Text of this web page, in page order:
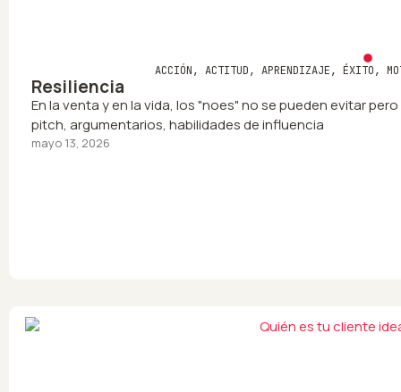
ACCIÓN, ACTITUD, APRENDIZAJE, ÉXITO,
Resiliencia
En la venta y en la vida, los "noes" no se pueden evitar
pitch, argumentarios, habilidades de influencia
mayo 13, 2026